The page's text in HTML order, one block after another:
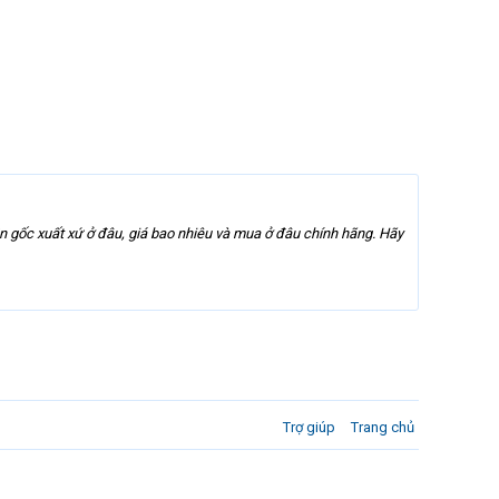
xuất xứ ở đâu, giá bao nhiêu và mua ở đâu chính hãng. Hãy
Trợ giúp Trang chủ